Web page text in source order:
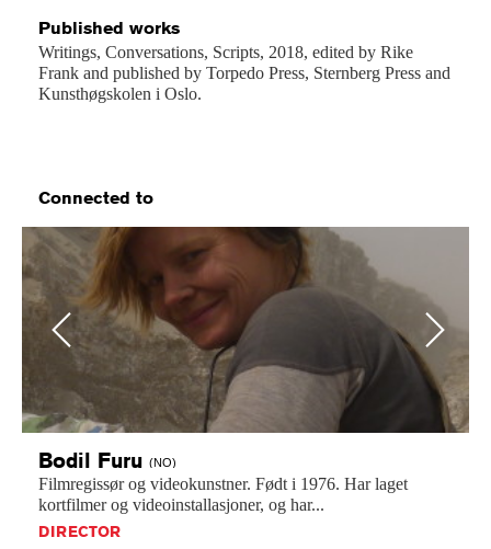
Published works
Writings, Conversations, Scripts, 2018, edited by Rike
Frank and published by Torpedo Press, Sternberg Press and
Kunsthøgskolen i Oslo.
Connected to
Previous
Bodil Furu (NO)
Filmregissør og videokunstner. Født i 1976. Har laget
kortfilmer og videoinstallasjoner, og har...
DIRECTOR
Next